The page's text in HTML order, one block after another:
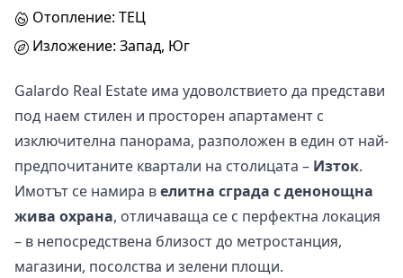
Отопление: ТЕЦ
Изложение: Запад, Юг
Galardo Real Estate има удоволствието да представи
под наем стилен и просторен апартамент с
изключителна панорама, разположен в един от най-
предпочитаните квартали на столицата – Изток.
Имотът се намира велитна сграда с денонощна
жива охрана, отличаваща се с перфектна локация
– в непосредствена близост до метростанция,
магазини, посолства и зелени площи.